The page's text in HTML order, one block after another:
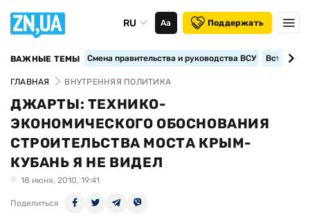
RU Аа Поддержать
ВАЖНЫЕ ТЕМЫ Смена правительства и руководства ВСУ
ГЛАВНАЯ ВНУТРЕННЯЯ ПОЛИТИКА
ДЖАРТЫ: ТЕХНИКО-
ЭКОНОМИЧЕСКОГО ОБОСНОВАНИЯ
СТРОИТЕЛЬСТВА МОСТА КРЫМ-
КУБАНЬ Я НЕ ВИДЕЛ
18 июня, 2010, 19:41
Поделиться